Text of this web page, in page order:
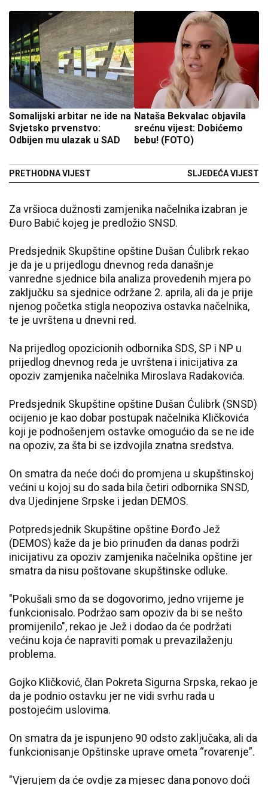
Somalijski arbitar ne ide na
Svjetsko prvenstvo:
Odbijen mu ulazak u SAD
PRETHODNA VIJEST
Nataša Bekvalac objavila
srećnu vijest: Dobićemo
bebu! (FOTO)
SLJEDEĆA VIJEST
Za vršioca dužnosti zamjenika načelnika izabran je
Đuro Babić kojeg je predložio SNSD.
Predsjednik Skupštine opštine Dušan Ćulibrk rekao
je da je u prijedlogu dnevnog reda današnje
vanredne sjednice bila analiza provedenih mjera po
zaključku sa sjednice održane 2. aprila, ali da je prije
njenog početka stigla neopoziva ostavka načelnika,
te je uvrštena u dnevni red.
Na prijedlog opozicionih odbornika SDS, SP i NP u
prijedlog dnevnog reda je uvrštena i inicijativa za
opoziv zamjenika načelnika Miroslava Radakovića.
Predsjednik Skupštine opštine Dušan Ćulibrk (SNSD)
ocijenio je kao dobar postupak načelnika Kličkovića
koji je podnošenjem ostavke omogućio da se ne ide
na opoziv, za šta bi se izdvojila znatna sredstva.
On smatra da neće doći do promjena u skupštinskoj
većini u kojoj su do sada bila četiri odbornika SNSD,
dva Ujedinjene Srpske i jedan DEMOS.
Potpredsjednik Skupštine opštine Đorđo Jež
(DEMOS) kaže da je bio prinuđen da danas podrži
inicijativu za opoziv zamjenika načelnika opštine jer
smatra da nisu poštovane skupštinske odluke.
"Pokušali smo da se dogovorimo, jedno vrijeme je
funkcionisalo. Podržao sam opoziv da bi se nešto
promijenilo", rekao je Jež i dodao da će podržati
većinu koja će napraviti pomak u prevazilaženju
problema.
Gojko Kličković, član Pokreta Sigurna Srpska, rekao je
da je podnio ostavku jer ne vidi svrhu rada u
postojećim uslovima.
On smatra da je ispunjeno 90 odsto zaključaka, ali da
funkcionisanje Opštinske uprave ometa “rovarenje”.
"Vjerujem da će ovdje za mjesec dana ponovo doći